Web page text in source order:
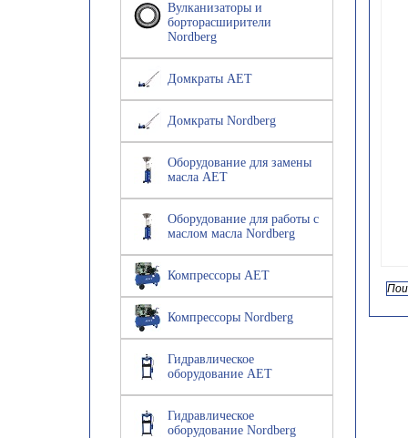
Вулканизаторы и
борторасширители
Nordberg
Домкраты AET
Домкраты Nordberg
Оборудование для замены
масла AET
Оборудование для работы с
маслом масла Nordberg
Компрессоры AET
Компрессоры Nordberg
Гидравлическое
оборудование AET
Гидравлическое
оборудование Nordberg